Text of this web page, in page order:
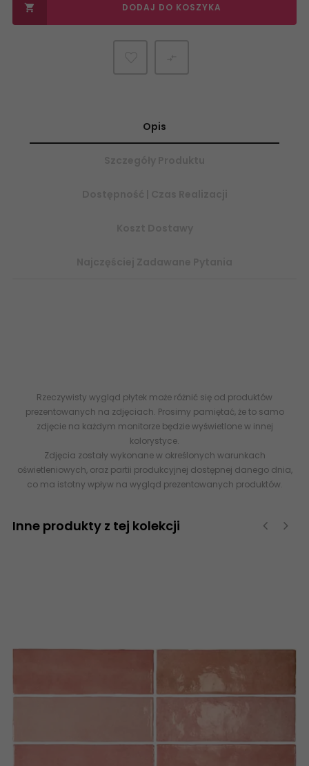
 DODAJ DO KOSZYKA
Opis
Rzeczywisty wygląd płytek może różnić się od produktów
prezentowanych na zdjęciach. Prosimy pamiętać, że to samo
zdjęcie na każdym monitorze będzie wyświetlone w innej
kolorystyce.
Zdjęcia zostały wykonane w określonych warunkach
oświetleniowych, oraz partii produkcyjnej dostępnej danego dnia,
co ma istotny wpływ na wygląd prezentowanych produktów.
Inne produkty z tej kolekcji